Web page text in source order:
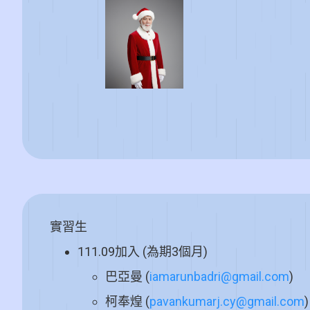
實習生
111.09加入 (為期3個月)
巴亞曼 (iamarunbadri@gmail.com)
柯奉煌 (pavankumarj.cy@gmail.com)